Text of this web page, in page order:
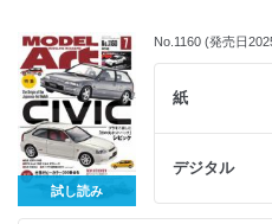
B5判 144ページ
・アメリカ空軍 A-10C 攻撃機 グレ
・BMW M4 GT3 2022 DTM チャン
・アウディ クワトロ タミヤ1/24
& アウディ クワトロ 日本語対訳補
・ゴジラ（2023） アオシマ:吉尾政高
【連 載】
・ナナニイスポットライト：:平出彰太
・モデリングJASDF：秋山いさみ
り離す ・細かいパーツを確実に持ち
見!? ・合わせ目消しとディテール復
も、完成後も安心安全 ・パーツ研磨
る接着剤を使ってみる ・正確な「角
ったより難しくない!? ■特別記事・1/
ブルンで遊ぼう ■特別記事・三鷹跨
ナニイスポットライト：山わさび ■
八 ■情 報・MA艦船情報局 試験艦
スケールモデラー：竹村典夫 ■NEW
試し読み
No.1160 (発売日
紙
デジタル